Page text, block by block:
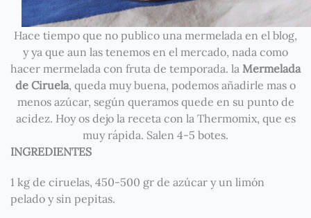
Hace tiempo que no publico una mermelada en el blog,
y ya que aun las tenemos en el mercado, nada como
hacer mermelada con fruta de temporada. la Mermelada
de Ciruela, queda muy buena, podemos añadirle mas o
menos azúcar, según queramos quede en su punto de
acidez. Hoy os dejo la receta con la Thermomix, que es
muy rápida. Salen 4-5 botes.
INGREDIENTES
1 kg de ciruelas, 450-500 gr de azúcar y un limón
pelado y sin pepitas.